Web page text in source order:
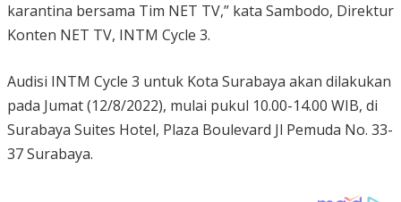
karantina bersama Tim NET TV,” kata Sambodo, Direktur
Konten NET TV, INTM Cycle 3.
Audisi INTM Cycle 3 untuk Kota Surabaya akan dilakukan
pada Jumat (12/8/2022), mulai pukul 10.00-14.00 WIB, di
Surabaya Suites Hotel, Plaza Boulevard Jl Pemuda No. 33-
37 Surabaya.